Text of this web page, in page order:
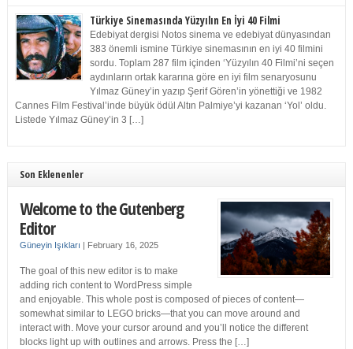
Türkiye Sinemasında Yüzyılın En İyi 40 Filmi
Edebiyat dergisi Notos sinema ve edebiyat dünyasından
383 önemli ismine Türkiye sinemasının en iyi 40 filmini
sordu. Toplam 287 film içinden ‘Yüzyılın 40 Filmi’ni seçen
aydınların ortak kararına göre en iyi film senaryosunu
Yılmaz Güney’in yazıp Şerif Gören’in yönettiği ve 1982
Cannes Film Festival’inde büyük ödül Altın Palmiye’yi kazanan ‘Yol’ oldu.
Listede Yılmaz Güney’in 3 […]
Son Eklenenler
Welcome to the Gutenberg
Editor
Güneyin Işıkları | February 16, 2025
The goal of this new editor is to make
adding rich content to WordPress simple
and enjoyable. This whole post is composed of pieces of content—
somewhat similar to LEGO bricks—that you can move around and
interact with. Move your cursor around and you’ll notice the different
blocks light up with outlines and arrows. Press the […]